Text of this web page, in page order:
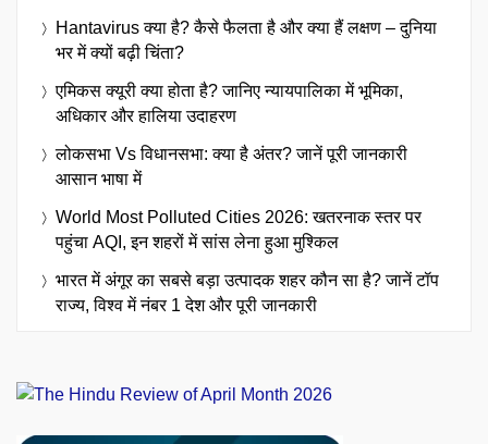
Hantavirus क्या है? कैसे फैलता है और क्या हैं लक्षण – दुनिया
भर में क्यों बढ़ी चिंता?
एमिकस क्यूरी क्या होता है? जानिए न्यायपालिका में भूमिका,
अधिकार और हालिया उदाहरण
लोकसभा Vs विधानसभा: क्या है अंतर? जानें पूरी जानकारी
आसान भाषा में
World Most Polluted Cities 2026: खतरनाक स्तर पर
पहुंचा AQI, इन शहरों में सांस लेना हुआ मुश्किल
भारत में अंगूर का सबसे बड़ा उत्पादक शहर कौन सा है? जानें टॉप
राज्य, विश्व में नंबर 1 देश और पूरी जानकारी